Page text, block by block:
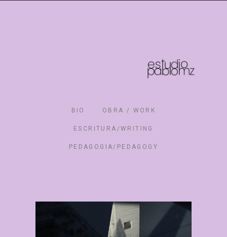
BIO OBRA / WORK
ESCRITURA/WRITING
PEDAGOGIA/PEDAGOGY